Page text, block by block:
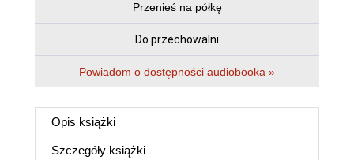
Przenieś na półkę
Do przechowalni
Powiadom o dostępności audiobooka »
Opis książki
Szczegóły książki